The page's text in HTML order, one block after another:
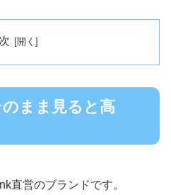
まま見ると高
直営のブランドです。